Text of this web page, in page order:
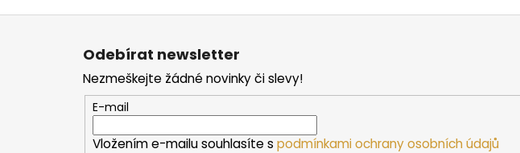
Z
Odebírat newsletter
Nezmeškejte žádné novinky či slevy!
E-mail
Vložením e-mailu souhlasíte s podmínkami ochrany osobních údajů